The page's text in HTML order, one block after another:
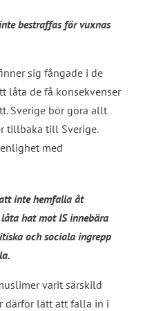
bestraffas för vuxnas
sig fångade i de
låta de få konsekvenser
Sverige bör göra allt
tillbaka till Sverige.
med
inte hemfalla åt
hat mot IS innebära
och sociala ingrepp
varit särskild
därför lätt att falla in i